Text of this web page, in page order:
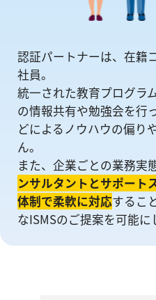
認証パートナーは、在籍
社員。
統一された教育プログラ
の情報共有や勉強会を⾏
どによるノウハウの偏り
ん。
また、企業ごとの業務実
ンサルタントとサポート
体制で柔軟に対応するこ
なISMSのご提案を可能に